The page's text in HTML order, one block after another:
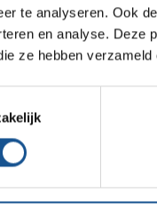
te analyseren. Ook
en analyse. Deze
ze hebben